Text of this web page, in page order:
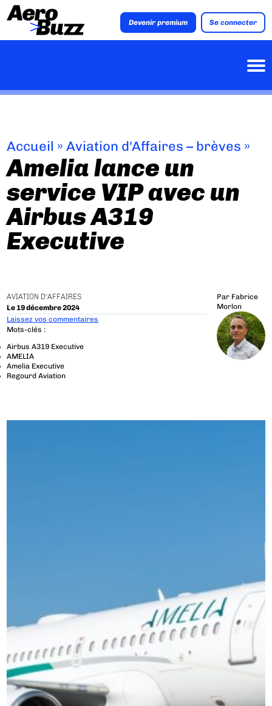
Devenir premium Se connecter
Accueil »Aviation d'Affaires – brèves »
Amelia lance un
service VIP avec un
Airbus A319
Executive
AVIATION D'AFFAIRES
Le 19 décembre 2024
Par Fabrice
Morlon
Laissez vos commentaires
Mots-clés :
Airbus A319 Executive
AMELIA
Amelia Executive
Regourd Aviation